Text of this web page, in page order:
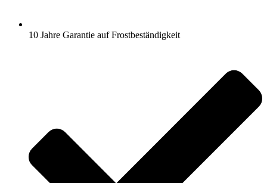
10 Jahre Garantie auf Frostbeständigkeit